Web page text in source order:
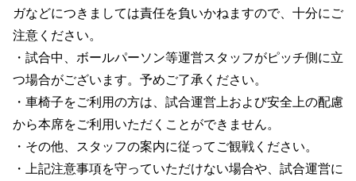
ガなどにつきましては責任を負いかねますので、十分にご
注意ください。
・試合中、ボールパーソン等運営スタッフがピッチ側に立
つ場合がございます。予めご了承ください。
・車椅子をご利用の方は、試合運営上および安全上の配慮
から本席をご利用いただくことができません。
・その他、スタッフの案内に従ってご観戦ください。
・上記注意事項を守っていただけない場合や、試合運営に